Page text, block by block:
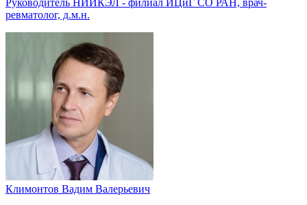
Руководитель НИИКЭЛ - филиал ИЦиГ СО РАН, врач-
ревматолог, д.м.н.
Климонтов Вадим Валерьевич